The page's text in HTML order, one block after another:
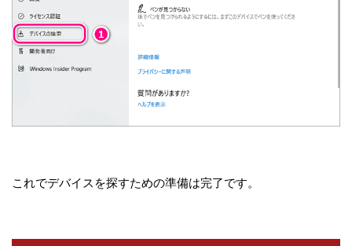
これでデバイスを探すための準備は完了です。